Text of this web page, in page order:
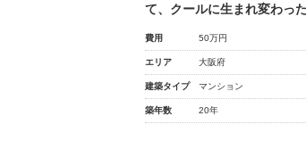
て、クールに生まれ変わっ
費用 50万円
エリア 大阪府
建築タイプ マンション
築年数 20年